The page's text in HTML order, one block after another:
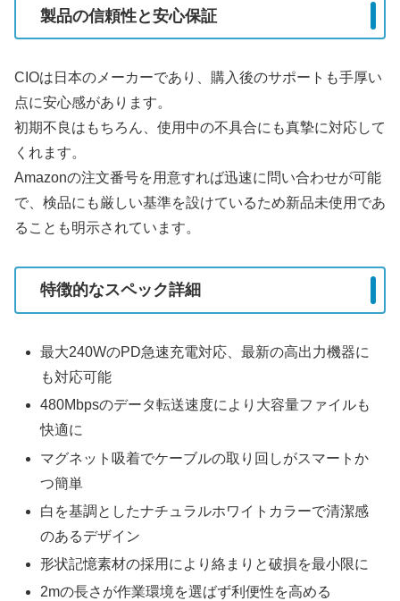
製品の信頼性と安心保証
CIOは日本のメーカーであり、購入後のサポートも手厚い
点に安心感があります。
初期不良はもちろん、使用中の不具合にも真摯に対応して
くれます。
Amazonの注文番号を用意すれば迅速に問い合わせが可能
で、検品にも厳しい基準を設けているため新品未使用であ
ることも明示されています。
特徴的なスペック詳細
最大240WのPD急速充電対応、最新の高出力機器に
も対応可能
480Mbpsのデータ転送速度により大容量ファイルも
快適に
マグネット吸着でケーブルの取り回しがスマートか
つ簡単
白を基調としたナチュラルホワイトカラーで清潔感
のあるデザイン
形状記憶素材の採用により絡まりと破損を最小限に
2mの長さが作業環境を選ばず利便性を高める